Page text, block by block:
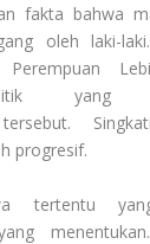
fakta bahwa
oleh laki-
yang
tersebut.
progresif.
tertentu